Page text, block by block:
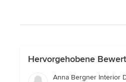
Hervorgehobene
Anna Bergner Interior